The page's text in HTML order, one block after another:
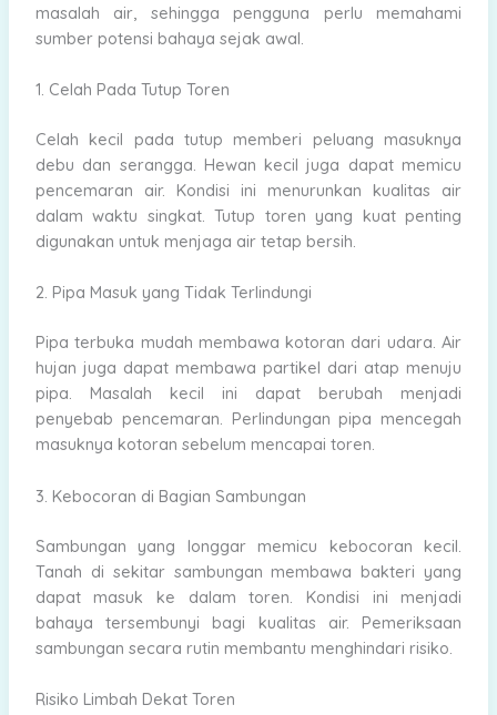
masalah air, sehingga pengguna perlu memahami
sumber potensi bahaya sejak awal.
1. Celah Pada Tutup Toren
Celah kecil pada tutup memberi peluang masuknya
debu dan serangga. Hewan kecil juga dapat memicu
pencemaran air. Kondisi ini menurunkan kualitas air
dalam waktu singkat. Tutup toren yang kuat penting
digunakan untuk menjaga air tetap bersih.
2. Pipa Masuk yang Tidak Terlindungi
Pipa terbuka mudah membawa kotoran dari udara. Air
hujan juga dapat membawa partikel dari atap menuju
pipa. Masalah kecil ini dapat berubah menjadi
penyebab pencemaran. Perlindungan pipa mencegah
masuknya kotoran sebelum mencapai toren.
3. Kebocoran di Bagian Sambungan
Sambungan yang longgar memicu kebocoran kecil.
Tanah di sekitar sambungan membawa bakteri yang
dapat masuk ke dalam toren. Kondisi ini menjadi
bahaya tersembunyi bagi kualitas air. Pemeriksaan
sambungan secara rutin membantu menghindari risiko.
Risiko Limbah Dekat Toren